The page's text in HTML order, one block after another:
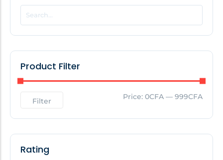
POPULAR THIS WEEK
No Posts Found!
No Posts Found!
Product Filter
Filter Price: 0CFA — 999CFA
Rating